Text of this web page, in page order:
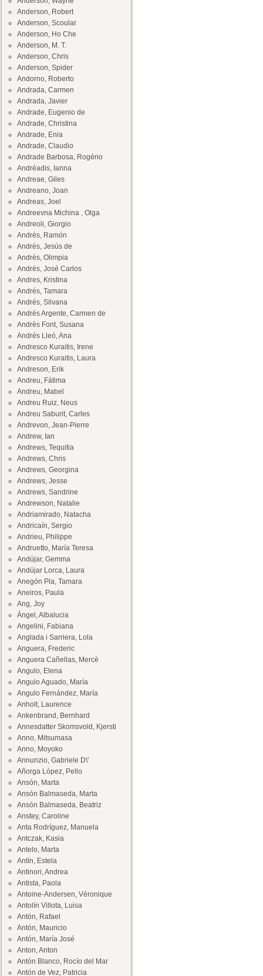
Anderson, Robert
Anderson, Scoular
Anderson, Ho Che
Anderson, M. T.
Anderson, Chris
Anderson, Spider
Andorno, Roberto
Andrada, Carmen
Andrada, Javier
Andrade, Eugenio de
Andrade, Christina
Andrade, Enia
Andrade, Claudio
Andrade Barbosa, Rogério
Andréadis, Ianna
Andreae, Giles
Andreano, Joan
Andreas, Joel
Andreevna Michina , Olga
Andreoli, Giorgio
Andrés, Ramón
Andrés, Jesús de
Andrés, Olimpia
Andrés, José Carlos
Andres, Kristina
Andrés, Tamara
Andrés, Silvana
Andrés Argente, Carmen de
Andrès Font, Susana
Andrés Lleó, Ana
Andresco Kuraitis, Irene
Andresco Kuraitis, Laura
Andreson, Erik
Andreu, Fátima
Andreu, Mabel
Andreu Ruiz, Neus
Andreu Saburit, Carles
Andrevon, Jean-Pierre
Andrew, Ian
Andrews, Tequitia
Andrews, Chris
Andrews, Georgina
Andrews, Jesse
Andrews, Sandrine
Andrewson, Natalie
Andriamirado, Natacha
Andricaín, Sergio
Andrieu, Philippe
Andruetto, María Teresa
Andújar, Gemma
Andújar Lorca, Laura
Anegón Pla, Tamara
Aneiros, Paula
Ang, Joy
Ángel, Albalucia
Angelini, Fabiana
Anglada i Sarriera, Lola
Anguera, Frederic
Anguera Cañellas, Mercè
Angulo, Elena
Angulo Aguado, María
Angulo Fernández, María
Anholt, Laurence
Ankenbrand, Bernhard
Annesdatter Skomsvold, Kjersti
Anno, Mitsumasa
Anno, Moyoko
Annunzio, Gabriele D\'
Añorga López, Pello
Ansón, Marta
Ansón Balmaseda, Marta
Ansón Balmaseda, Beatriz
Anstey, Caroline
Anta Rodríguez, Manuela
Antczak, Kasia
Antelo, Marta
Antín, Estela
Antinori, Andrea
Antista, Paola
Antoine-Andersen, Véronique
Antolín Villota, Luisa
Antón, Rafael
Antón, Mauricio
Antón, María José
Anton, Anton
Antón Blanco, Rocío del Mar
Antón de Vez, Patricia